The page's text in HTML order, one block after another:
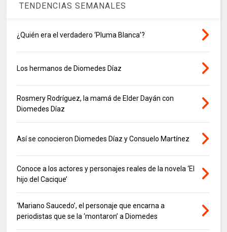
TENDENCIAS SEMANALES
¿Quién era el verdadero ‘Pluma Blanca’?
Los hermanos de Diomedes Díaz
Rosmery Rodríguez, la mamá de Elder Dayán con
Diomedes Díaz
Así se conocieron Diomedes Díaz y Consuelo Martínez
Conoce a los actores y personajes reales de la novela ‘El
hijo del Cacique’
‘Mariano Saucedo’, el personaje que encarna a
periodistas que se la ‘montaron’ a Diomedes